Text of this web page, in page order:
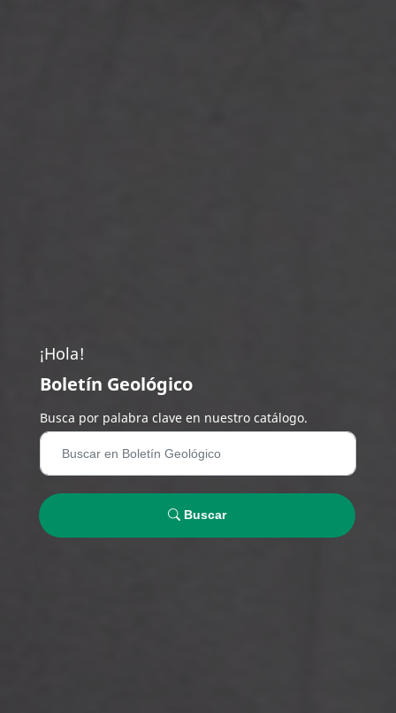
¡Hola!
Boletín Geológico
Busca por palabra clave en nuestro catálogo.
Buscar